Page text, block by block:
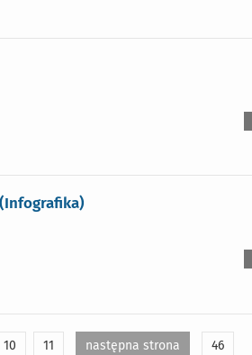
10 11 następna strona 46